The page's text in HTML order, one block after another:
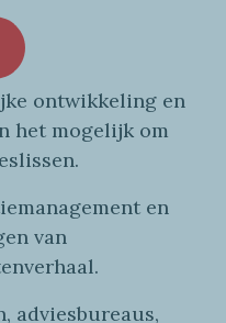
ontwikkeling en
het mogelijk om
management en
van
l.
adviesbureaus,